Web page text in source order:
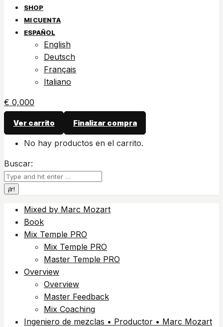
SHOP
MI CUENTA
ESPAÑOL
English
Deutsch
Français
Italiano
€ 0,000
Ver carrito Finalizar compra
No hay productos en el carrito.
Buscar:
Mixed by Marc Mozart
Book
Mix Temple PRO
Mix Temple PRO
Master Temple PRO
Overview
Overview
Master Feedback
Mix Coaching
Ingeniero de mezclas • Productor • Marc Mozart